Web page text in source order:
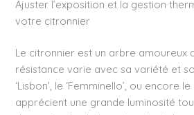
Ajuster l’exposition et la gestion
votre citronnier
Le citronnier est un arbre amoureux
résistance varie avec sa variété et
‘Lisbon’, le ‘Femminello’, ou encore
apprécient une grande luminosité